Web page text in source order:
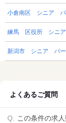
小倉南区 シニア パ
練馬 区役所 シニ
新潟市 シニア パー
よくあるご質問
この条件の求